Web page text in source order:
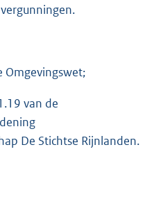
Omgevingswet;
van de
De Stichtse Rijnlanden.